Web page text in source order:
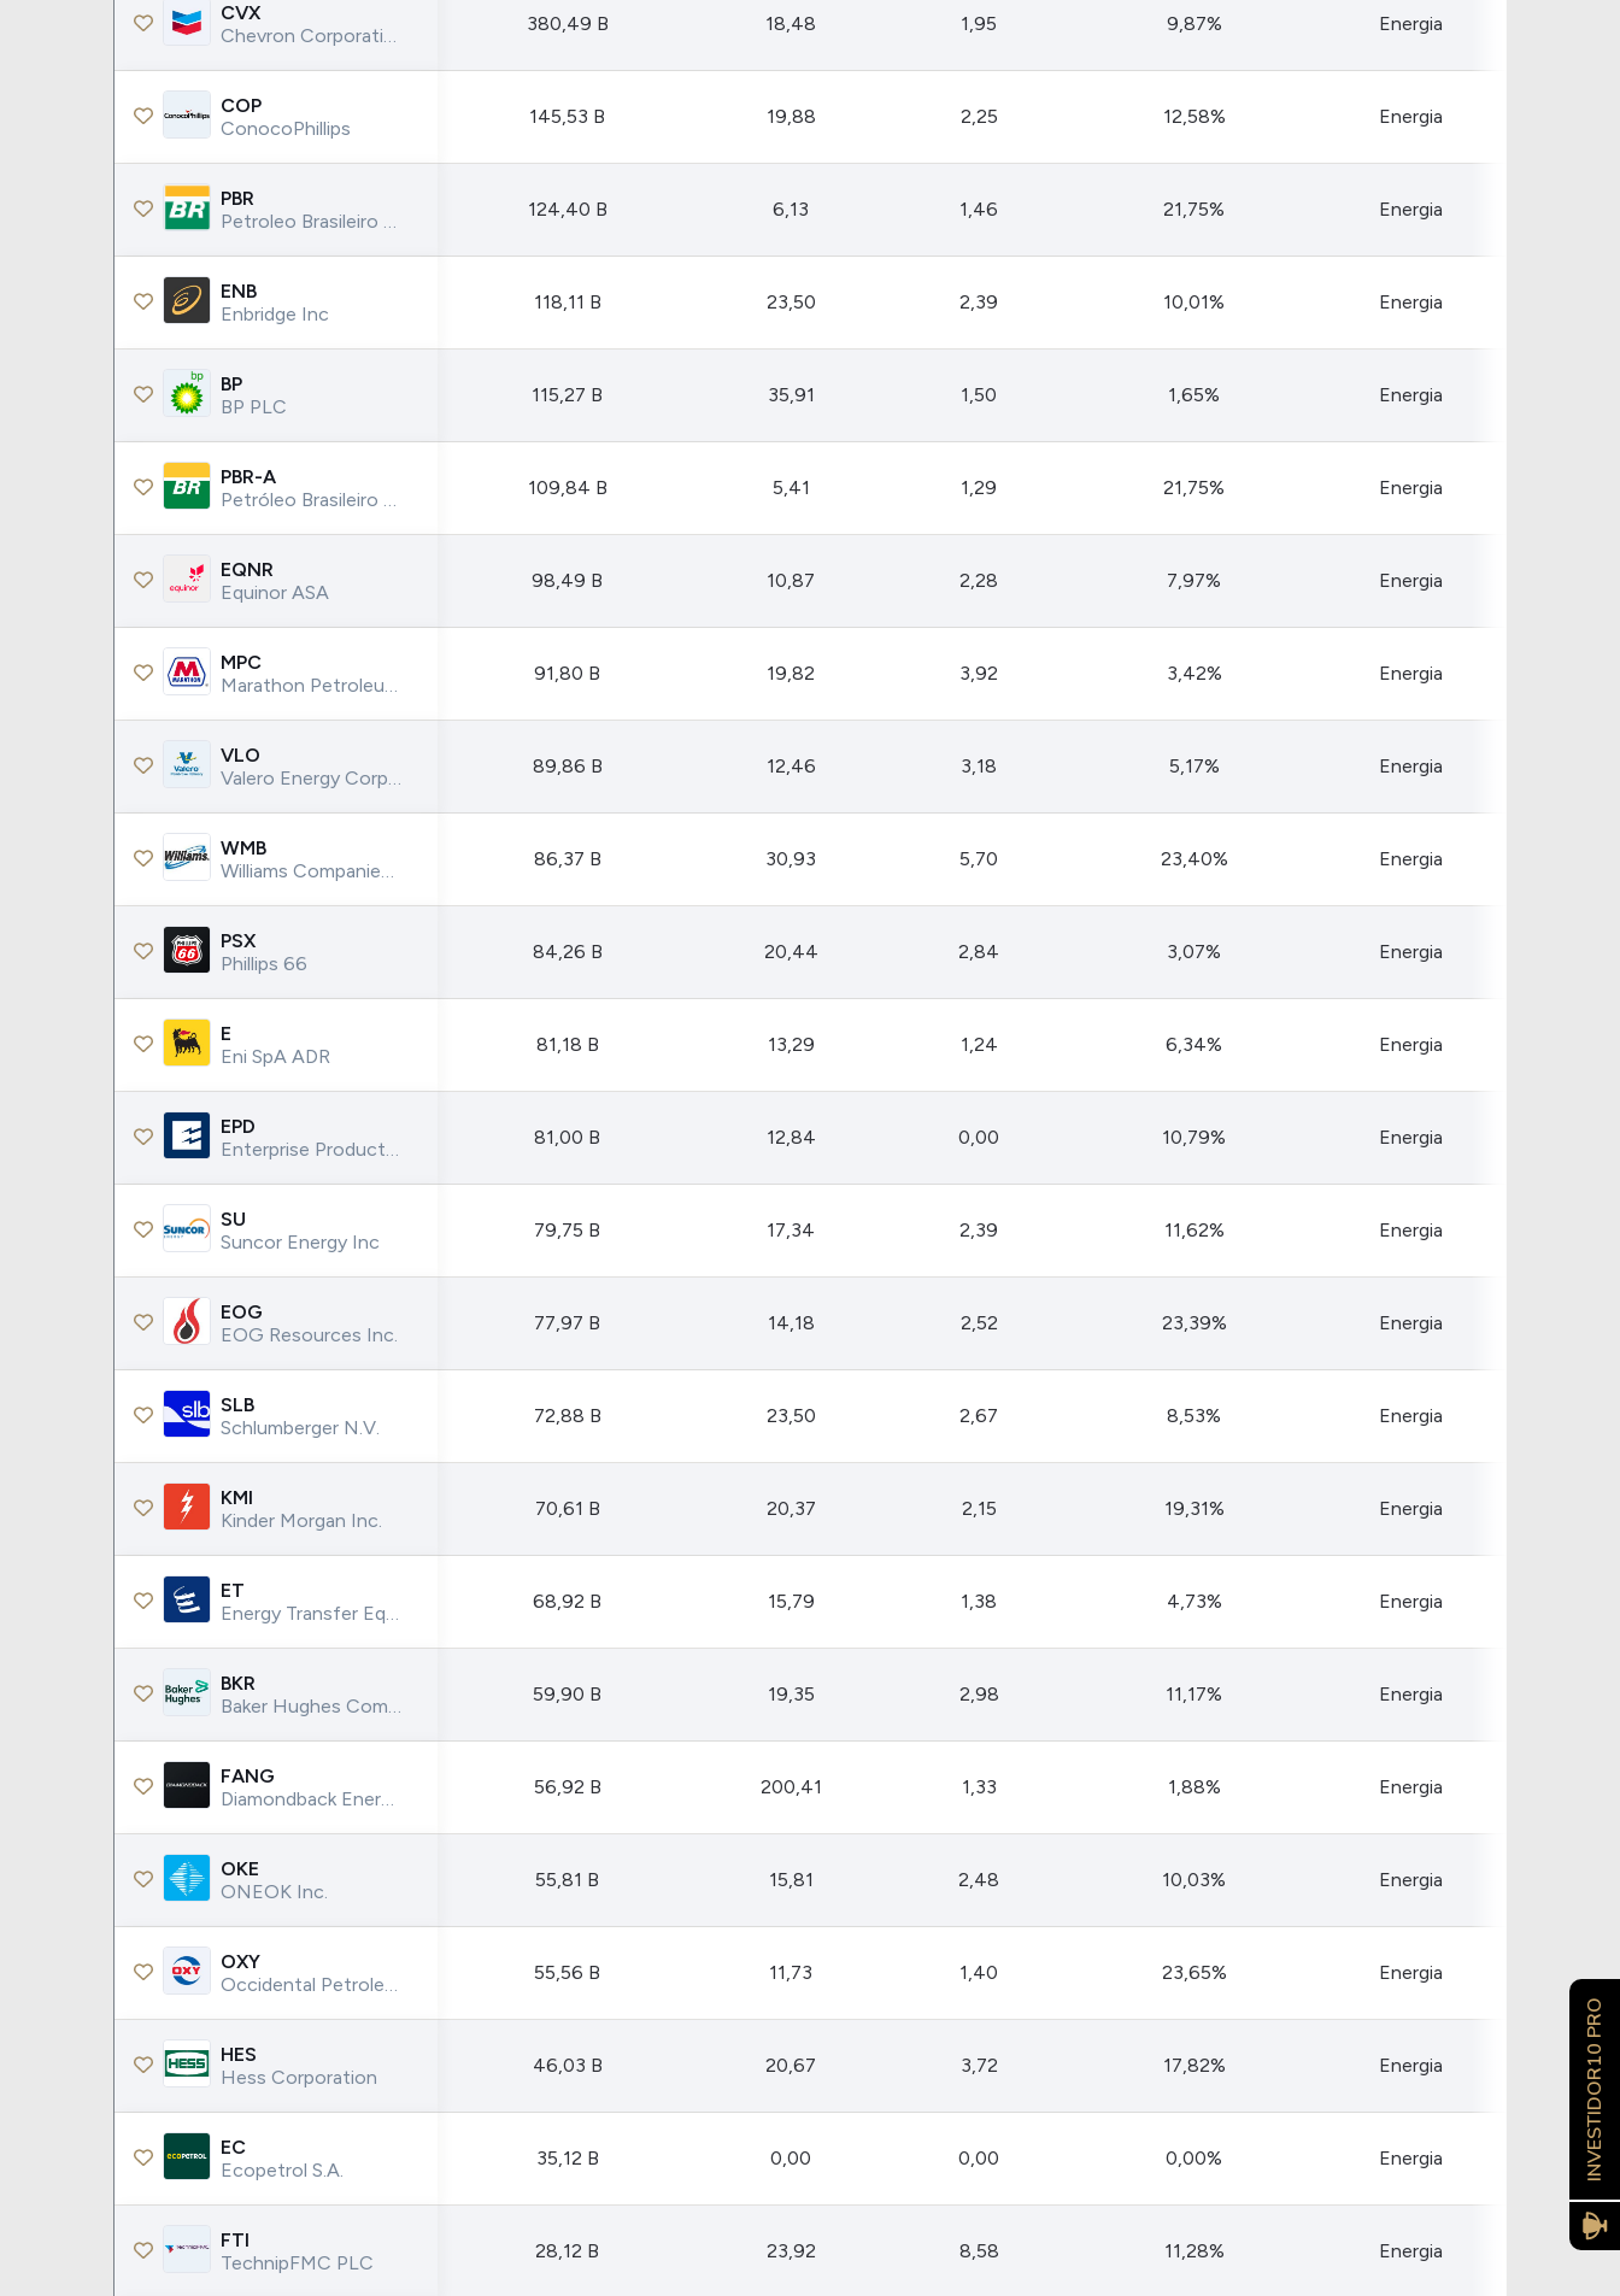
Klabin
Petrobrás
Ver todos
KNRI11
KNCR11
XINA11
Ver todos
Meta
Coca-Cola
Ver todos
Cardano
Guia do Iniciante
CVX
Chevron Corporation
380,49 B 18,48 1,95 9,87% Energia
COP
ConocoPhillips
145,53 B 19,88 2,25 12,58% Energia
PBR
Petroleo Brasileiro Petrobras SA ADR
124,40 B 6,13 1,46 21,75% Energia
ENB
Enbridge Inc
118,11 B 23,50 2,39 10,01% Energia
BP
BP PLC
115,27 B 35,91 1,50 1,65% Energia
PBR-A
Petróleo Brasileiro S.A. - Petrobras
109,84 B 5,41 1,29 21,75% Energia
EQNR
Equinor ASA
98,49 B 10,87 2,28 7,97% Energia
MPC
Marathon Petroleum Corp.
91,80 B 19,82 3,92 3,42% Energia
VLO
Valero Energy Corporation
89,86 B 12,46 3,18 5,17% Energia
WMB
Williams Companies Inc.
86,37 B 30,93 5,70 23,40% Energia
PSX
Phillips 66
84,26 B 20,44 2,84 3,07% Energia
E
Eni SpA ADR
81,18 B 13,29 1,24 6,34% Energia
EPD
Enterprise Products Partners LP
81,00 B 12,84 0,00 10,79% Energia
SU
Suncor Energy Inc
79,75 B 17,34 2,39 11,62% Energia
EOG
EOG Resources Inc.
77,97 B 14,18 2,52 23,39% Energia
SLB
Schlumberger N.V.
72,88 B 23,50 2,67 8,53% Energia
KMI
Kinder Morgan Inc.
70,61 B 20,37 2,15 19,31% Energia
ET
Energy Transfer Equity LP
68,92 B 15,79 1,38 4,73% Energia
BKR
Baker Hughes Company
59,90 B 19,35 2,98 11,17% Energia
FANG
Diamondback Energy Inc.
56,92 B 200,41 1,33 1,88% Energia
OKE
ONEOK Inc.
55,81 B 15,81 2,48 10,03% Energia
OXY
Occidental Petroleum Corp.
55,56 B 11,73 1,40 23,65% Energia
HES
Hess Corporation
46,03 B 20,67 3,72 17,82% Energia
EC
Ecopetrol S.A.
35,12 B 0,00 0,00 0,00% Energia
FTI
TechnipFMC PLC
28,12 B 23,92 8,58 11,28% Energia
INVESTIDOR10 PRO